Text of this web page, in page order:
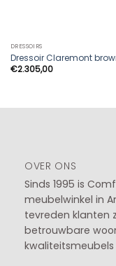
DRESSOIRS
Dressoir Claremont
€2.305,00
OVER ONS
Sinds 1995 is
meubelwinkel in
tevreden klanten
betrouwbare